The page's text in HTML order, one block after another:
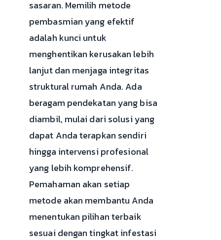
sasaran. Memilih metode
pembasmian yang efektif
adalah kunci untuk
menghentikan kerusakan lebih
lanjut dan menjaga integritas
struktural rumah Anda. Ada
beragam pendekatan yang bisa
diambil, mulai dari solusi yang
dapat Anda terapkan sendiri
hingga intervensi profesional
yang lebih komprehensif.
Pemahaman akan setiap
metode akan membantu Anda
menentukan pilihan terbaik
sesuai dengan tingkat infestasi